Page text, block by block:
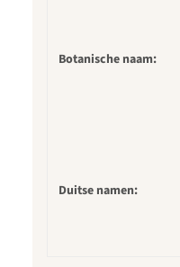
Botanische naam:
Duitse namen: